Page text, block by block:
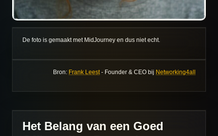
De foto is gemaakt met MidJourney en dus niet echt.
Bron: Frank Leest - Founder & CEO bij Networking4all
Het Belang van een Goed